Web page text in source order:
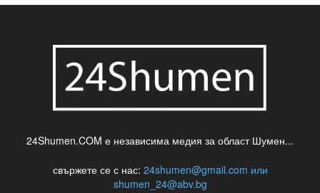
24Shumen.COM е независима медия за област Шумен...
свържете се с нас: 24shumen@gmail.com или
shumen_24@abv.bg